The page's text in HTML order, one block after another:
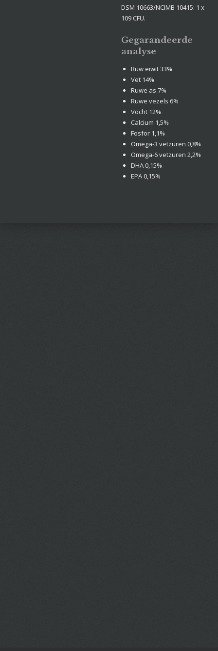
DSM 10663/NCIMB 10415: 1 x
109 CFU.
Gegarandeerde
analyse
Ruw eiwit33%
Vet 14%
Ruwe as 7%
Ruwe vezels 6%
Vocht 12%
Calcium 1,5%
Fosfor 1,1%
Omega-3 vetzuren 0,8%
Omega-6 vetzuren 2,2%
DHA 0,15%
EPA 0,15%